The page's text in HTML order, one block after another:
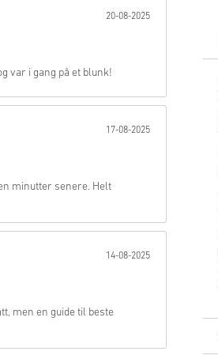
20-08-2025
var i gang på et blunk!
17-08-2025
minutter senere. Helt
14-08-2025
men en guide til beste